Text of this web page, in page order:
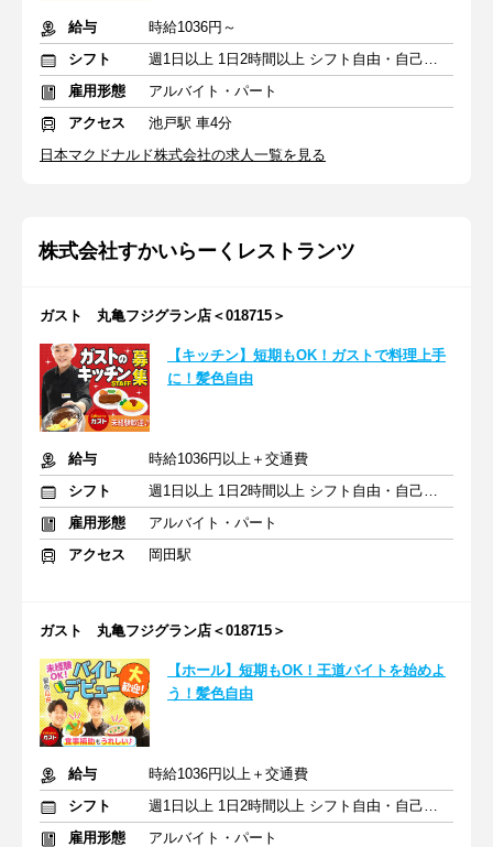
給与
時給1036円～
シフト
週1日以上 1日2時間以上 シフト自由・自己申告
雇用形態
アルバイト・パート
アクセス
池戸駅 車4分
日本マクドナルド株式会社の求人一覧を見る
株式会社すかいらーくレストランツ
ガスト 丸亀フジグラン店＜018715＞
【キッチン】短期もOK！ガストで料理上手
に！髪色自由
給与
時給1036円以上＋交通費
シフト
週1日以上 1日2時間以上 シフト自由・自己申告
雇用形態
アルバイト・パート
アクセス
岡田駅
ガスト 丸亀フジグラン店＜018715＞
【ホール】短期もOK！王道バイトを始めよ
う！髪色自由
給与
時給1036円以上＋交通費
シフト
週1日以上 1日2時間以上 シフト自由・自己申告
雇用形態
アルバイト・パート